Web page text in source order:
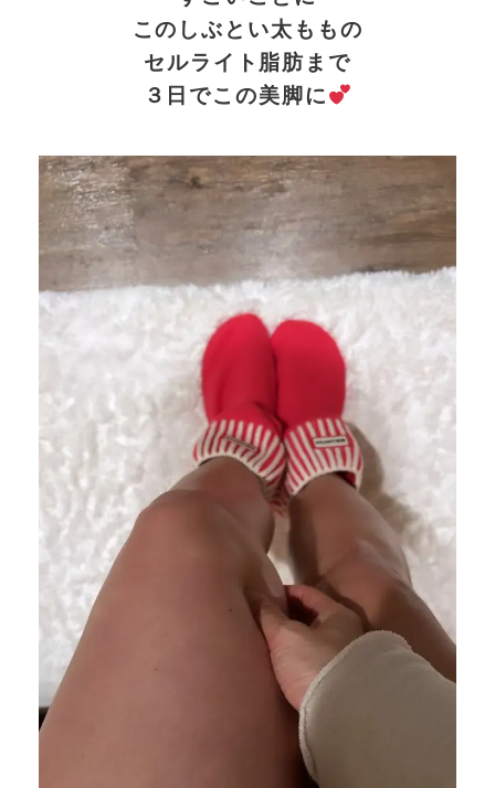
このしぶとい太ももの
セルライト脂肪まで
３日でこの美脚に